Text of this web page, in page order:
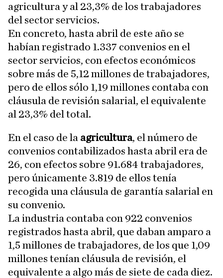
agricultura y al 23,3% de los trabajadores
del sector servicios.
En concreto, hasta abril de este año se
habían registrado 1.337 convenios en el
sector servicios, con efectos económicos
sobre más de 5,12 millones de trabajadores,
pero de ellos sólo 1,19 millones contaba con
cláusula de revisión salarial, el equivalente
al 23,3% del total.
En el caso de la agricultura, el número de
convenios contabilizados hasta abril era de
26, con efectos sobre 91.684 trabajadores,
pero únicamente 3.819 de ellos tenía
recogida una cláusula de garantía salarial en
su convenio.
La industria contaba con 922 convenios
registrados hasta abril, que daban amparo a
1,5 millones de trabajadores, de los que 1,09
millones tenían cláusula de revisión, el
equivalente a algo más de siete de cada diez.